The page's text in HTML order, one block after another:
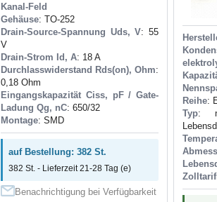
Kanal-Feld
Gehäuse: TO-252
Drain-Source-Spannung Uds, V: 55
V
Drain-Strom Id, A: 18 A
Durchlasswiderstand Rds(on), Ohm:
0,18 Ohm
Eingangskapazität Ciss, pF / Gate-
Ladung Qg, nC: 650/32
Montage: SMD
auf Bestellung: 382 St.
382 St. - Lieferzeit 21-28 Tag (e)
Benachrichtigung bei Verfügbarkeit
Reihe:
Typ: